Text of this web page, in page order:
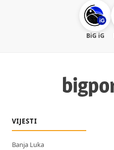
BiG iG
VIJESTI
Banja Luka